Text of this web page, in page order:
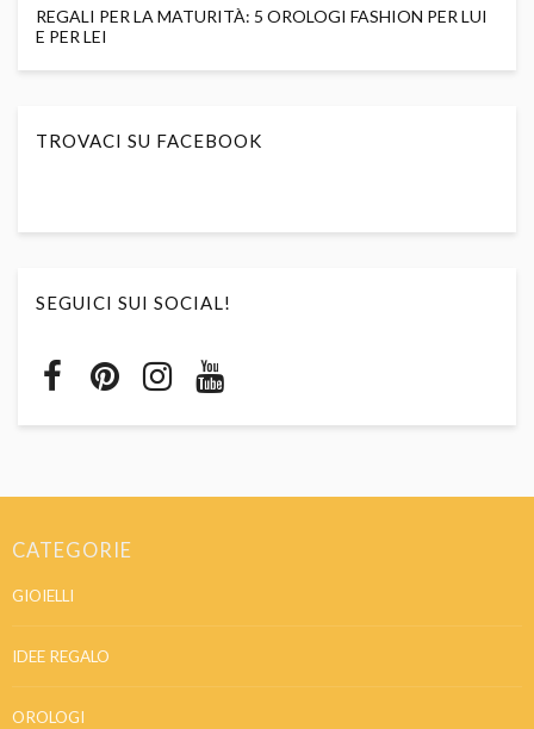
REGALI PER LA MATURITÀ: 5 OROLOGI FASHION PER LUI
E PER LEI
TROVACI SU FACEBOOK
SEGUICI SUI SOCIAL!
CATEGORIE
GIOIELLI
IDEE REGALO
OROLOGI